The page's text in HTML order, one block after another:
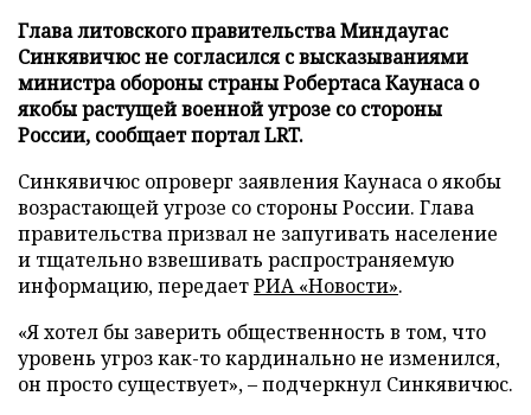
Глава литовского правительства Миндаугас
Синкявичюс не согласился с высказываниями
министра обороны страны Робертаса Каунаса о
якобы растущей военной угрозе со стороны
России, сообщает портал LRT.
Синкявичюс опроверг заявления Каунаса о якобы
возрастающей угрозе со стороны России. Глава
правительства призвал не запугивать население
и тщательно взвешивать распространяемую
информацию, передаетРИА «Новости».
«Я хотел бы заверить общественность в том, что
уровень угроз как-то кардинально не изменился,
он просто существует», – подчеркнул Синкявичюс.